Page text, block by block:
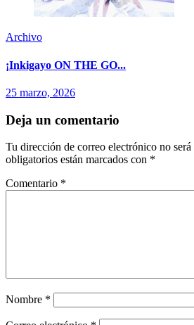
Archivo
¡Inkigayo ON THE GO...
25 marzo, 2026
Deja un comentario
Tu dirección de correo electrónico no será
obligatorios están marcados con *
Comentario *
Nombre *